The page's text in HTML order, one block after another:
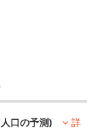
口の予測)
詳